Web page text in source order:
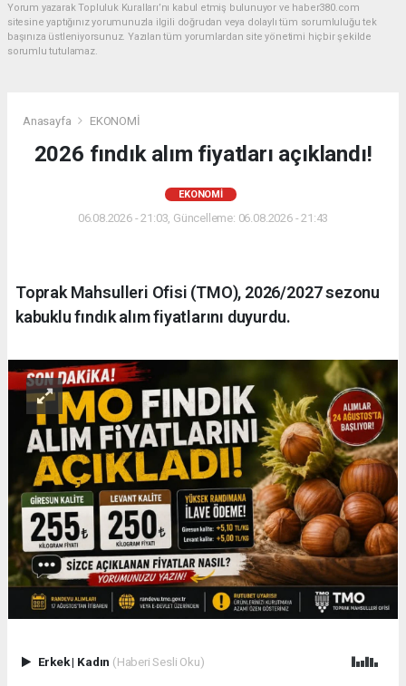
Yorum yazarak Topluluk Kuralları’nı kabul etmiş bulunuyor ve haber380.com
sitesine yaptığınız yorumunuzla ilgili doğrudan veya dolaylı tüm sorumluluğu tek
başınıza üstleniyorsunuz. Yazılan tüm yorumlardan site yönetimi hiçbir şekilde
sorumlu tutulamaz.
Anasayfa EKONOMİ
2026 fındık alım fiyatları açıklandı!
EKONOMİ
06.08.2026 - 21:03, Güncelleme: 06.08.2026 - 21:43
Toprak Mahsulleri Ofisi (TMO), 2026/2027 sezonu
kabuklu fındık alım fiyatlarını duyurdu.
Erkek| Kadın (Haberi Sesli Oku)